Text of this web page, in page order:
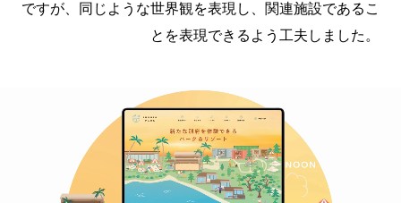
ですが、同じような世界観を表現し、関連施設であるこ
とを表現できるよう工夫しました。